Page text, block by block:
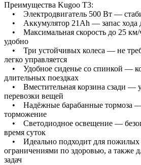
Преимущества Kugoo T3:
• Электродвигатель 500 Вт —
• Аккумулятор 21Ah — запас хода
• Максимальная скорость до 25 км/
удобно
• Три устойчивых колеса — не
легко управляется
• Удобное сиденье со спинкой —
длительных поездках
• Вместительная корзина сзади —
перевозки вещей
• Надёжные барабанные тормоза —
торможение
• Светодиодное освещение —
время суток
• Идеально подходит для пожилых
ограничениями по здоровью, а также
задач